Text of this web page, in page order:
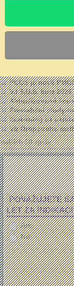
ZPRÁVY
PCOS je nově
V.I.S.U.S. kurz 2026
Aktualizované
Previabilní plody-
Screening ca
Vir Oropouche-
dalších 50 zpráv ...
POVAŽUJETE
LET ZA
Ano
Ne